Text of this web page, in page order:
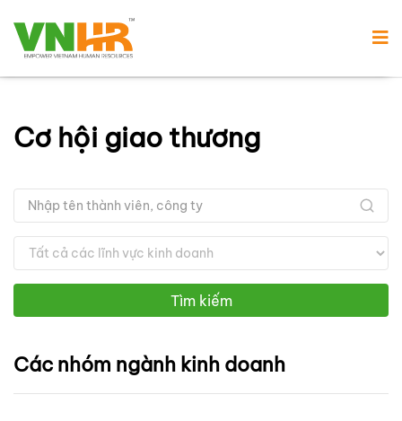
Cơ hội giao thương
Tìm kiếm
Các nhóm ngành kinh doanh